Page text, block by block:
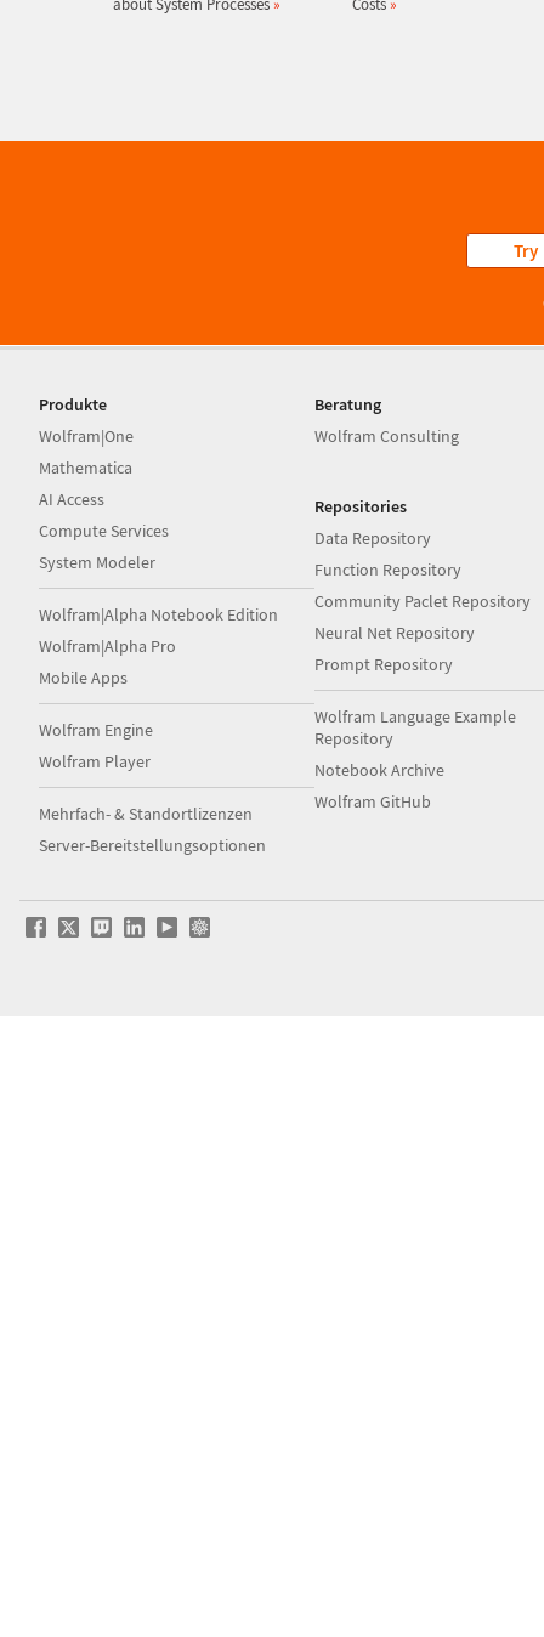
about System Processes »
Costs »
Try
Produkte
Wolfram|One
Mathematica
AI Access
Compute Services
System Modeler
Wolfram|Alpha Notebook Edition
Wolfram|Alpha Pro
Mobile Apps
Wolfram Engine
Wolfram Player
Mehrfach- & Standortlizenzen
Server-Bereitstellungsoptionen
Beratung
Wolfram Consulting
Repositories
Data Repository
Function Repository
Community Paclet Repository
Neural Net Repository
Prompt Repository
Wolfram Language Example
Repository
Notebook Archive
Wolfram GitHub